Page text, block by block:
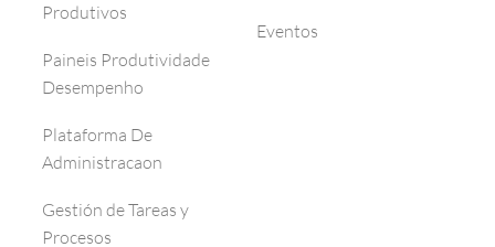
Produtivos
Paineis Produtividade
Desempenho
Plataforma De
Administracaon
Gestión de Tareas y
Procesos
Eventos